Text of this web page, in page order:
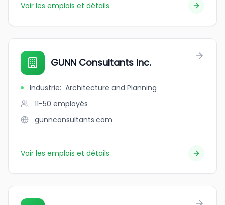
Voir les emplois et détails
GUNN Consultants Inc.
Industrie: Architecture and Planning
11-50 employés
gunnconsultants.com
Voir les emplois et détails